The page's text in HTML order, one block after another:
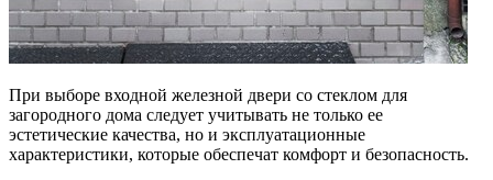
При выборе входной железной двери со стеклом для
загородного дома следует учитывать не только ее
эстетические качества, но и эксплуатационные
характеристики, которые обеспечат комфорт и безопасность.